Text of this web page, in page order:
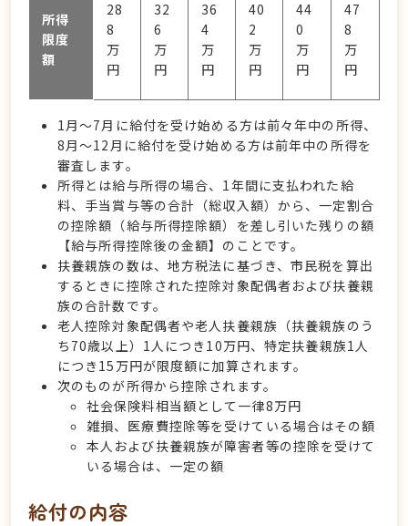
所得
限度
額
28
8
万
円
32
6
万
円
36
4
万
円
40
2
万
円
44
0
万
円
47
8
万
円
1月〜7月に給付を受け始める方は前々年中の所得、
8月〜12月に給付を受け始める方は前年中の所得を
審査します。
所得とは給与所得の場合、1年間に支払われた給
料、手当賞与等の合計（総収入額）から、一定割合
の控除額（給与所得控除額）を差し引いた残りの額
【給与所得控除後の金額】のことです。
扶養親族の数は、地方税法に基づき、市民税を算出
するときに控除された控除対象配偶者および扶養親
族の合計数です。
老人控除対象配偶者や老人扶養親族（扶養親族のう
ち70歳以上）1人につき10万円、特定扶養親族1人
につき15万円が限度額に加算されます。
次のものが所得から控除されます。
社会保険料相当額として一律8万円
雑損、医療費控除等を受けている場合はその額
本人および扶養親族が障害者等の控除を受けて
いる場合は、一定の額
給付の内容